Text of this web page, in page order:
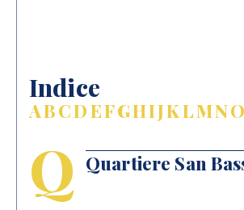
Indice
ABCDEFGHIJKLMNO
Q Quartiere San